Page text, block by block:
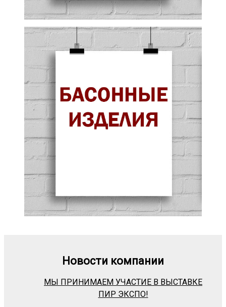
Новости компании
МЫ ПРИНИМАЕМ УЧАСТИЕ В ВЫСТАВКЕ
ПИР ЭКСПО!